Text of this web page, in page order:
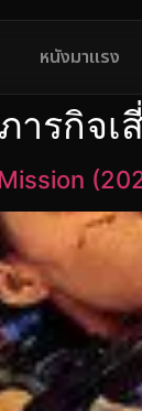
หนังมาแรง
ภารกิจเ